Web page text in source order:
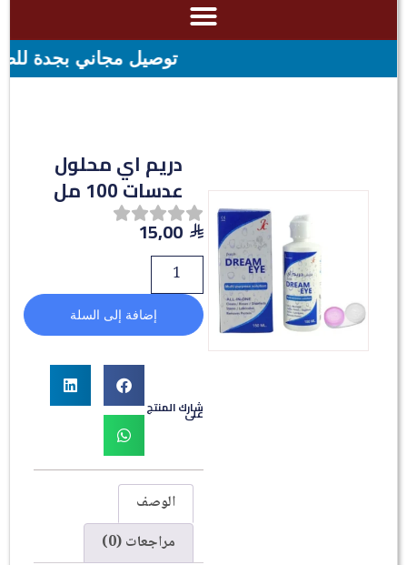
توصيل مجاني بجدة للطلبات فوق قيمه ال ١٠٠ ريال - شحن
دريم اي محلول
عدسات 100 مل
15,00
إضافة إلى السلة
شارك المنتج
على
الوصف
مراجعات (0)